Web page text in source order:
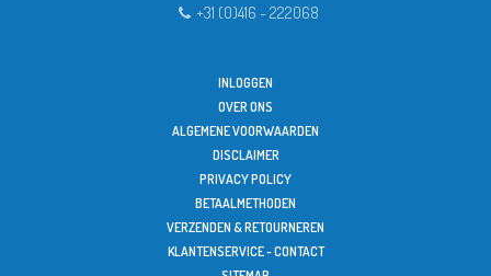
+31 (0)416 - 222068
INLOGGEN
OVER ONS
ALGEMENE VOORWAARDEN
DISCLAIMER
PRIVACY POLICY
BETAALMETHODEN
VERZENDEN & RETOURNEREN
KLANTENSERVICE - CONTACT